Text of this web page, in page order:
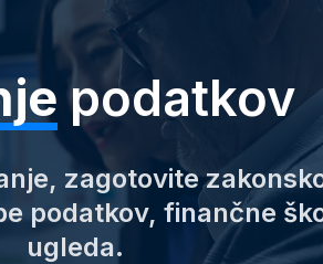
podatkov
zagotovite
podatkov, finančne
ugleda.